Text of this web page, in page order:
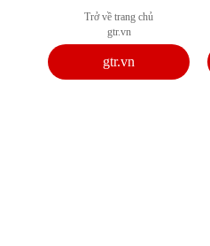
Trở về trang chủ
gtr.vn
gtr.vn